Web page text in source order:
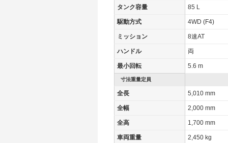
タンク容量 85 L
駆動方式 4WD (F4)
ミッション 8速AT
ハンドル 両
最小回転 5.6 m
寸法重量定員
全長 5,010 mm
全幅 2,000 mm
全高 1,700 mm
車両重量 2,450 kg